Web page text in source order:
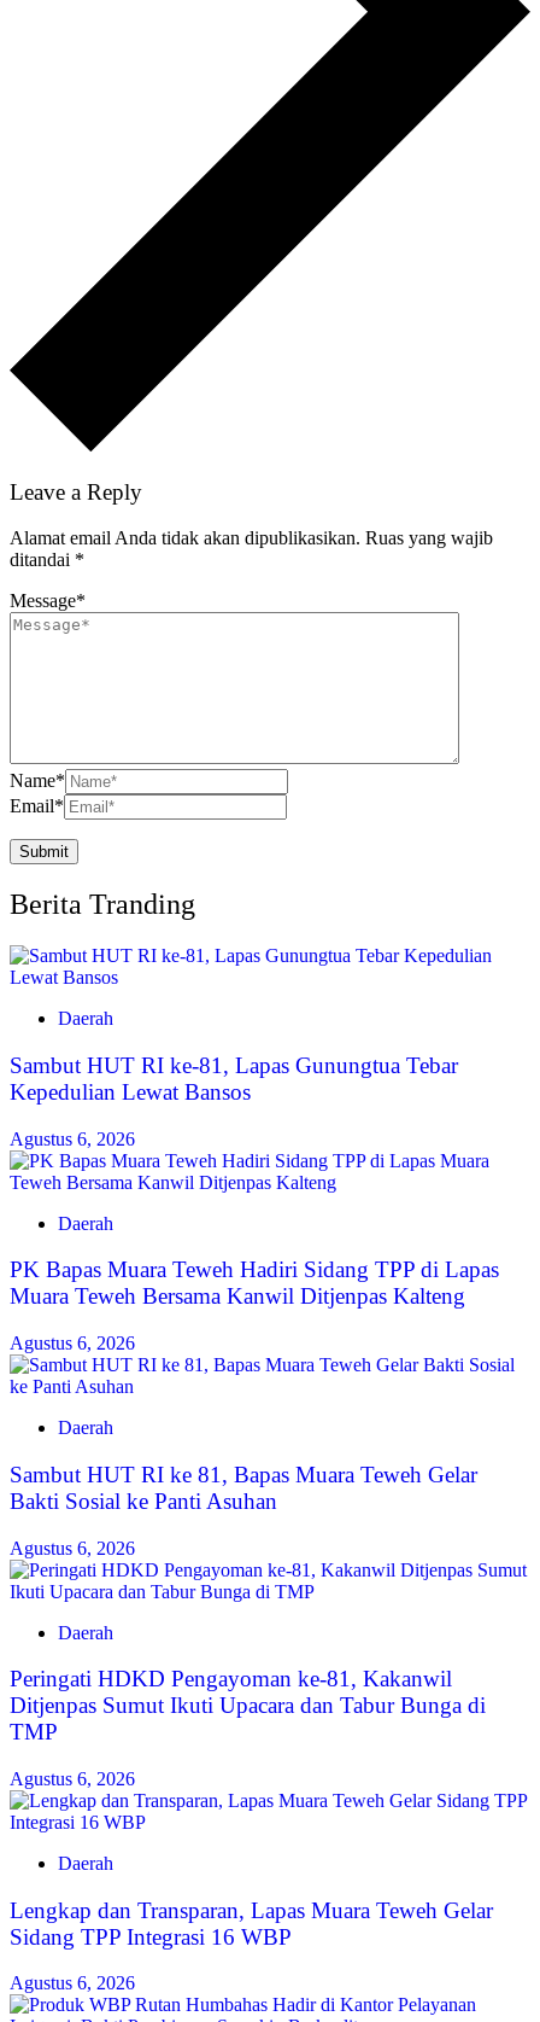
Leave a Reply
Alamat email Anda tidak akan dipublikasikan. Ruas yang wajib
ditandai *
Message*
Name*
Email*
Berita Tranding
Daerah
Sambut HUT RI ke-81, Lapas Gunungtua Tebar
Kepedulian Lewat Bansos
Agustus 6, 2026
Daerah
‎PK Bapas Muara Teweh Hadiri Sidang TPP di Lapas
Muara Teweh Bersama Kanwil Ditjenpas Kalteng
Agustus 6, 2026
Daerah
‎Sambut HUT RI ke 81, Bapas Muara Teweh Gelar
Bakti Sosial ke Panti Asuhan
Agustus 6, 2026
Daerah
Peringati HDKD Pengayoman ke-81, Kakanwil
Ditjenpas Sumut Ikuti Upacara dan Tabur Bunga di
TMP
Agustus 6, 2026
Daerah
Lengkap dan Transparan, Lapas Muara Teweh Gelar
Sidang TPP Integrasi 16 WBP
Agustus 6, 2026